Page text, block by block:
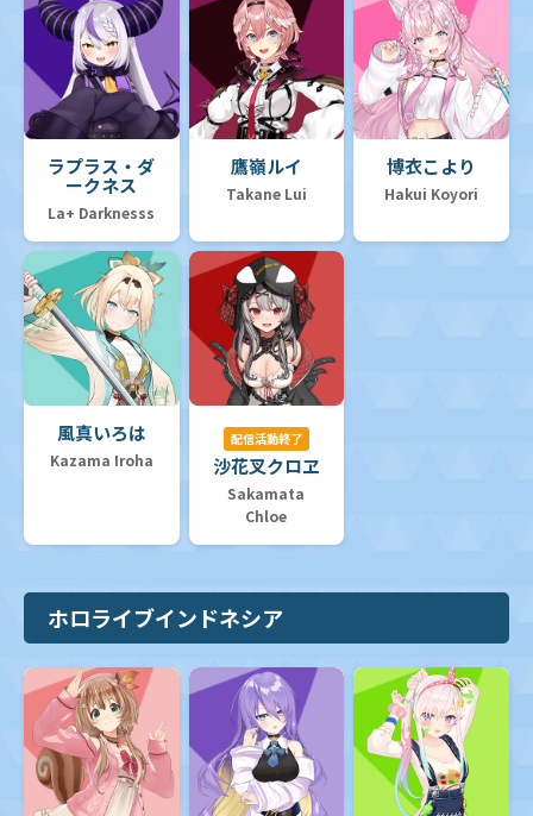
ラプラス・ダ
ークネス
La+ Darknesss
鷹嶺ルイ
Takane Lui
博衣こより
Hakui Koyori
風真いろは
Kazama Iroha
配信活動終了
沙花叉クロヱ
Sakamata
Chloe
ホロライブインドネシア